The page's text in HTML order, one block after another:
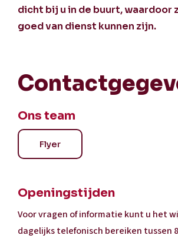
dicht bij u in de buurt, waardoor
goed van dienst kunnen zijn.
Ons team
Flyer
Openingstijden
Voor vragen of informatie kunt u het
dagelijks telefonisch bereiken tussen